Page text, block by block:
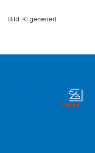
Bild: KI generiert